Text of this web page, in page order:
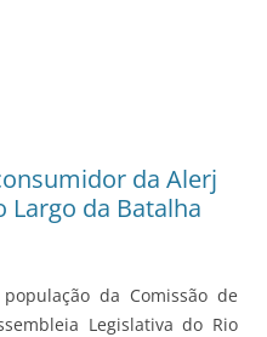
da Alerj
Largo da Batalha
da Comissão de
Legislativa do Rio